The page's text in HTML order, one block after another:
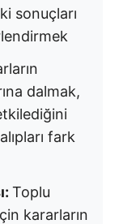
sonuçları
dalmak,
fark
Toplu
kararların